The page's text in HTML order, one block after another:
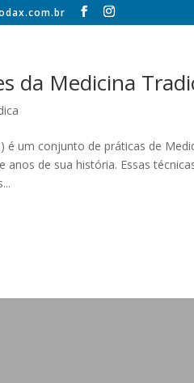
da Medicina
é um conjunto de práticas de
anos de sua história. Essas